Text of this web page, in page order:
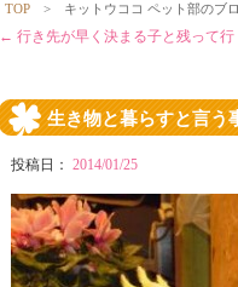
TOP > キットウココ ペット部のブ
← 行き先が早く決まる子と残って
生き物と暮らすと言う
投稿日： 2014/01/25